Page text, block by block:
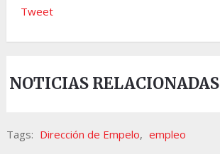
Tweet
NOTICIAS RELACIONADAS
Tags: Dirección de Empelo, empleo